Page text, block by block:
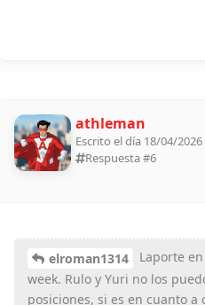
athleman
Escrito el día 18/04/2026
Respuesta #6
elroman1314
Laporte
week. Rulo y Yuri no los
posiciones, si es en cuanto a